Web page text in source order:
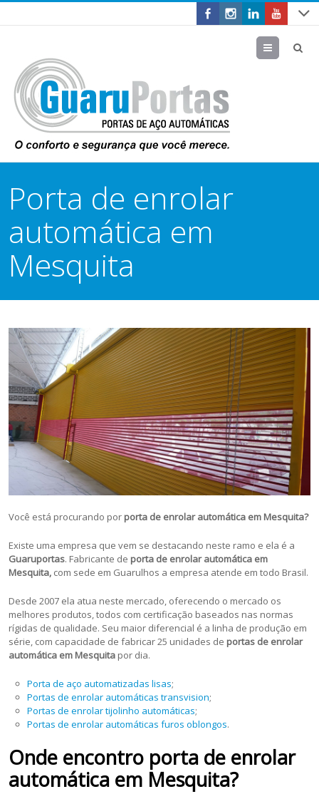
Menu
Porta de enrolar
automática em
Mesquita
Você está procurando por porta de enrolar automática em Mesquita?
Existe uma empresa que vem se destacando neste ramo e ela é a
Guaruportas. Fabricante de porta de enrolar automática em
Mesquita, com sede em Guarulhos a empresa atende em todo Brasil.
Desde 2007 ela atua neste mercado, oferecendo o mercado os
melhores produtos, todos com certificação baseados nas normas
rígidas de qualidade. Seu maior diferencial é a linha de produção em
série, com capacidade de fabricar 25 unidades de portas de enrolar
automática em Mesquita por dia.
Porta de aço automatizadas lisas;
Portas de enrolar automáticas transvision;
Portas de enrolar tijolinho automáticas;
Portas de enrolar automáticas furos oblongos.
Onde encontro porta de enrolar
automática em Mesquita?